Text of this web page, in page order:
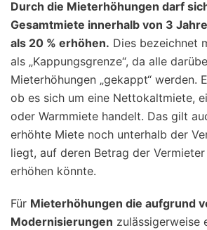
Durch die Mieterhöhungen darf
Gesamtmiete innerhalb von 3
als 20 % erhöhen. Dies bezeichnet
als „Kappungsgrenze“, da alle
Mieterhöhungen „gekappt“ werden.
ob es sich um eine Nettokaltmiete,
oder Warmmiete handelt. Das gilt
erhöhte Miete noch unterhalb der
liegt, auf deren Betrag der
erhöhen könnte.
Für Mieterhöhungen die aufgrund
Modernisierungen zulässigerweise